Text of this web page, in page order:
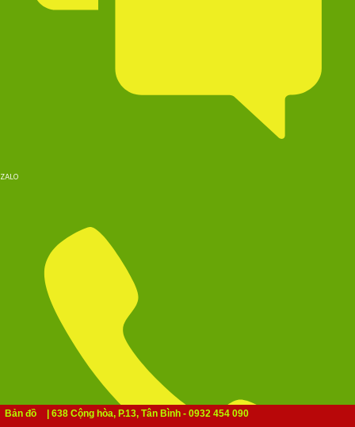
Bản đồ | 638 Cộng hòa, P.13, Tân Bình - 0932 454 090
ZALO